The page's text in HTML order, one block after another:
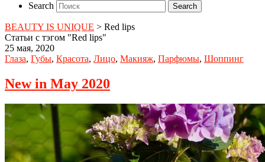
Search
BEAUTY IS UNIQUE > Red lips
Статьи с тэгом "Red lips"
25 мая, 2020
Глаза, Губы, Красота, Лицо, Макияж, Парфюмы, Шоппинг
New in May 2020